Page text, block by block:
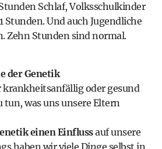
Schlaf, Volksschulkinder
Stunden. Und auch Jugendliche
Zehn Stunden sind normal.
der Genetik
krankheitsanfällig oder gesund
was uns unsere Eltern
einen Einflussauf unsere